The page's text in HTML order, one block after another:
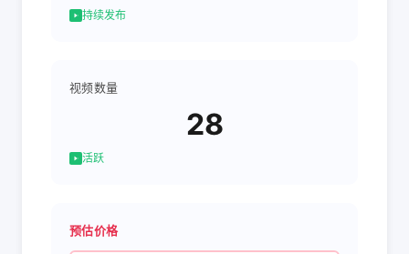
持续发布
视频数量
28
活跃
预估价格